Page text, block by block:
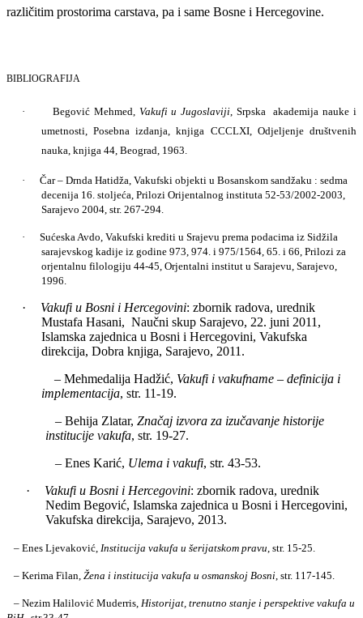
različitim prostorima carstava, pa i same Bosne i Hercegovine.
BIBLIOGRAFIJA
· Begović Mehmed, Vakufi u Jugoslaviji , Srpska akademija nauke i
umetnosti, Posebna izdanja, knjiga CCCLXI, Odjeljenje društvenih
nauka, knjiga 44, Beograd, 1963.
·
Čar – Drnda Hatidža, Vakufski objekti u Bosanskom sandžaku : sedma
decenija 16. stoljeća, Prilozi Orijentalnog instituta 52-53/2002-2003,
Sarajevo 2004, str. 267-294.
·
Sućeska Avdo, Vakufski krediti u Srajevu prema podacima iz Sidžila
sarajevskog kadije iz godine 973, 974. i 975/1564, 65. i 66, Prilozi za
orjentalnu filologiju 44-45, Orjentalni institut u Sarajevu, Sarajevo,
1996.
· Vakufi u Bosni i Hercegovini: zbornik radova, urednik
Mustafa Hasani, Naučni skup Sarajevo, 22. juni 2011,
Islamska zajednica u Bosni i Hercegovini, Vakufska
direkcija, Dobra knjiga, Sarajevo, 2011.
– Mehmedalija Hadžić, Vakufi i vakufname – definicija i
implementacija, str. 11-19.
– Behija Zlatar, Značaj izvora za izučavanje historije
institucije vakufa, str. 19-27.
– Enes Karić, Ulema i vakufi, str. 43-53.
·
Vakufi u Bosni i Hercegovini: zbornik radova, urednik
Nedim Begović, Islamska zajednica u Bosni i Hercegovini,
Vakufska direkcija, Sarajevo, 2013.
– Enes Ljevaković, Institucija vakufa u šerijatskom pravu , str. 15-25.
– Kerima Filan, Žena i institucija vakufa u osmanskoj Bosni , str. 117-145.
– Nezim Halilović Muderris, Historijat, trenutno stanje i perspektive vakufa u